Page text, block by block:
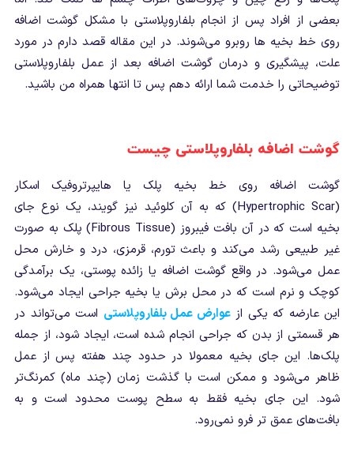
بعضی از افراد پس از انجام بلفاروپلاستی با مشکل گوشت اضافه
روی خط بخیه ها روبرو می‌شوند. در این مقاله قصد دارم در مورد
علت، پیشگیری و درمان گوشت اضافه بعد از عمل بلفاروپلاستی
توضیحاتی را خدمت شما ارائه دهم پس تا انتها همراه من باشید.
گوشت اضافه بلفاروپلاستی چیست
گوشت اضافه روی خط بخیه پلک یا هایپرتروفیک اسکار
(Hypertrophic Scar) که به آن کلوئید نیز گویند، یک نوع جای
بخیه است که در آن بافت فیبروز (Fibrous Tissue) پلک به صورت
غیر طبیعی رشد می‌کند و باعث تورم، قرمزی، درد و خارش محل
عمل می‌شود. در واقع گوشت اضافه یا زائده پوستی، یک برآمدگی
کوچک و نرم است که در محل برش یا بخیه جراحی ایجاد می‌شود.
این عارضه که یکی ازعوارض عمل بلفاروپلاستی است می‌تواند در
هر قسمتی از بدن که جراحی انجام شده است، ایجاد شود، از جمله
پلک‌ها. این جای بخیه معمولا در حدود چند هفته پس از عمل
ظاهر می‌شود و ممکن است با گذشت زمان (چند ماه) کمرنگ‌تر
شود. این جای بخیه فقط به سطح پوست محدود است و به
بافت‌های عمق تر فرو نمی‌رود.